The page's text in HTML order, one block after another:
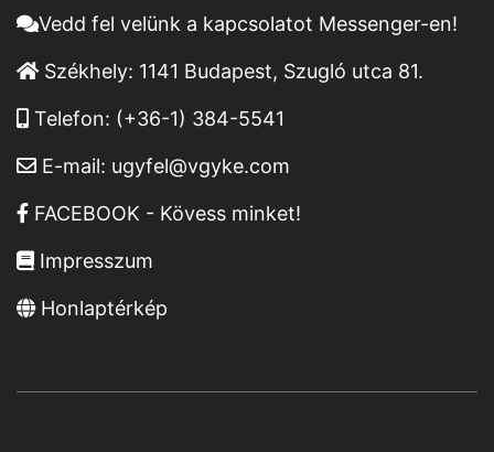
Vedd fel velünk a kapcsolatot Messenger-en!
Székhely: 1141 Budapest, Szugló utca 81.
Telefon: (+36-1) 384-5541
E-mail: ugyfel@vgyke.com
FACEBOOK - Kövess minket!
Impresszum
Honlaptérkép